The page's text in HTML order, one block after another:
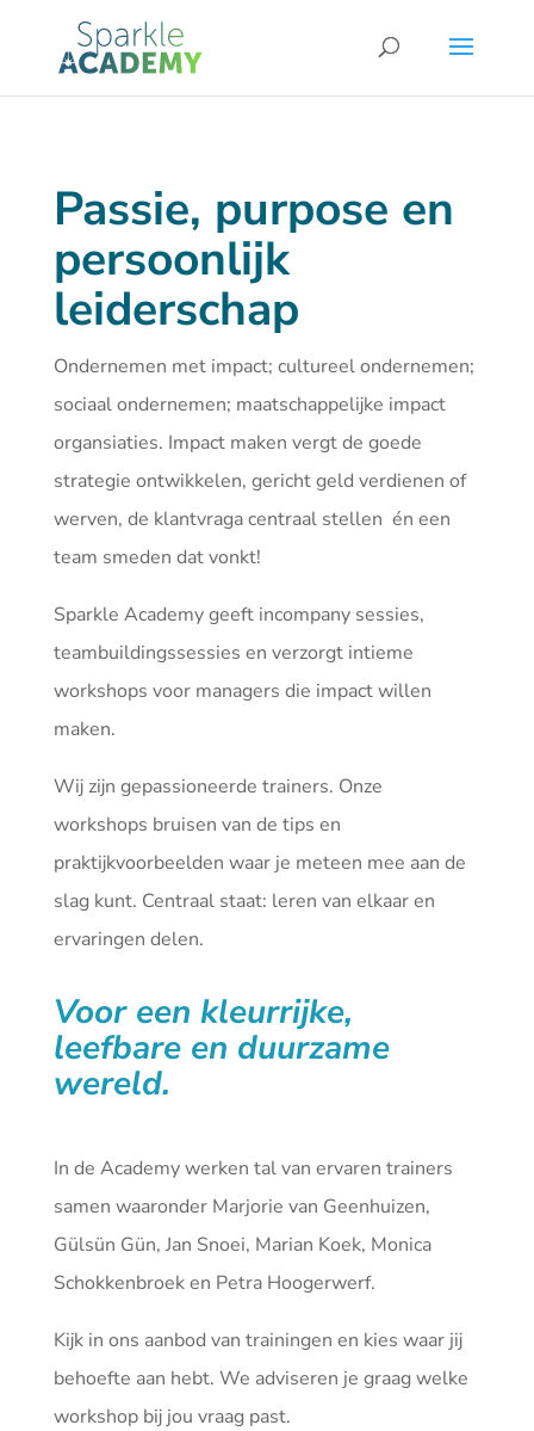
Passie, purpose en
persoonlijk
leiderschap
Ondernemen met impact; cultureel ondernemen;
sociaal ondernemen; maatschappelijke impact
organsiaties. Impact maken vergt de goede
strategie ontwikkelen, gericht geld verdienen of
werven, de klantvraga centraal stellen én een
team smeden dat vonkt!
Sparkle Academy geeft incompany sessies,
teambuildingssessies en verzorgt intieme
workshops voor managers die impact willen
maken.
Wij zijn gepassioneerde trainers. Onze
workshops bruisen van de tips en
praktijkvoorbeelden waar je meteen mee aan de
slag kunt. Centraal staat: leren van elkaar en
ervaringen delen.
Voor een kleurrijke,
leefbare en duurzame
wereld.
In de Academy werken tal van ervaren trainers
samen waaronder Marjorie van Geenhuizen,
Gülsün Gün, Jan Snoei, Marian Koek, Monica
Schokkenbroek en Petra Hoogerwerf.
Kijk in ons aanbod van trainingen en kies waar jij
behoefte aan hebt. We adviseren je graag welke
workshop bij jou vraag past.